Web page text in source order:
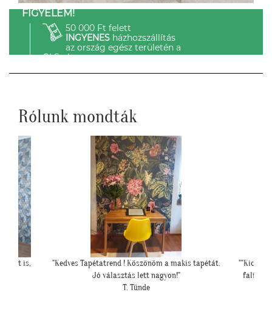
FIGYELEM!
50 000 Ft felett
INGYENESházhozszállítás
az ország egész területén a
GLS-el.
Rólunk mondták
tapétát.
""Kicsit féltünk előtte, hogy nem lesz-e sok ekkora
falfelületen a tapéta, de a végeredmény nagyon
szép lett.""